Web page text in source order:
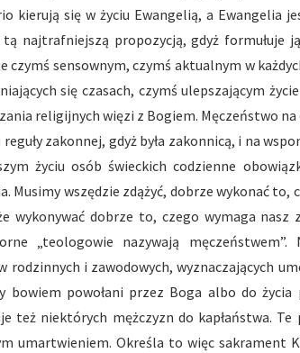
kierują się w życiu Ewangelią, a Ewangelia
najtrafniejszą propozycją, gdyż formułuje
czymś sensownym, czymś aktualnym w
się czasach, czymś ulepszającym
religijnych więzi z Bogiem. Męczeństwo
zakonnej, gdyż była zakonnicą, i na
życiu osób świeckich codzienne
Musimy wszędzie zdążyć, dobrze wykonać
wykonywać dobrze to, czego wymaga nasz
„teologowie nazywają męczeństwem”.
rodzinnych i zawodowych, wyznaczających
bowiem powołani przez Boga albo do
też niektórych mężczyzn do kapłaństwa.
umartwieniem. Określa to więc sakrament